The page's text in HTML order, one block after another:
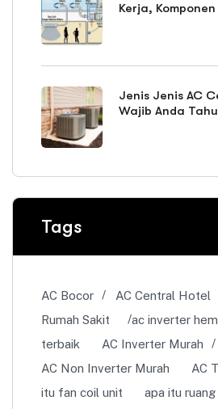
Kerja,
Jenis Jenis AC
Wajib Anda
Tags
AC Bocor AC Central Hotel
Rumah Sakit
ac inverter
terbaik
AC Inverter Murah
AC Non Inverter Murah
AC
itu fan coil unit
apa itu